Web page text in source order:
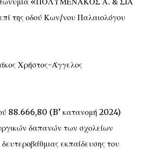
της οδού Κων/νου Παλαιολόγου
Χρήστος-Άγγελος
88.666,80 (B’ κατανομή 2024)
δαπανών των σχολείων
εκπαίδευσης του